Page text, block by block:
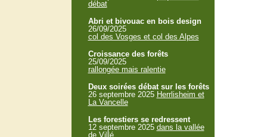
débat
Abri et bivouac en bois design
26/09/2025
col des Vosges et col des Alpes
Croissance des forêts
25/09/2025
rallongée mais ralentie
Deux soirées débat sur les forêts
26 septembre 2025 Herrlisheim et
La Vancelle
Les forestiers se redressent
12 septembre 2025 dans la vallée
de Villé